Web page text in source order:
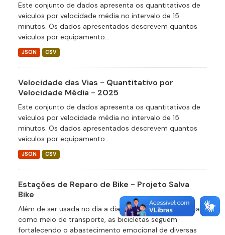
Este conjunto de dados apresenta os quantitativos de
veículos por velocidade média no intervalo de 15
minutos. Os dados apresentados descrevem quantos
veículos por equipamento...
JSON CSV
Velocidade das Vias - Quantitativo por
Velocidade Média - 2025
Este conjunto de dados apresenta os quantitativos de
veículos por velocidade média no intervalo de 15
minutos. Os dados apresentados descrevem quantos
veículos por equipamento...
JSON CSV
Estações de Reparo de Bike - Projeto Salva
Bike
Além de ser usada no dia a dia por milhares de pessoas
como meio de transporte, as bicicletas seguem
fortalecendo o abastecimento emocional de diversas